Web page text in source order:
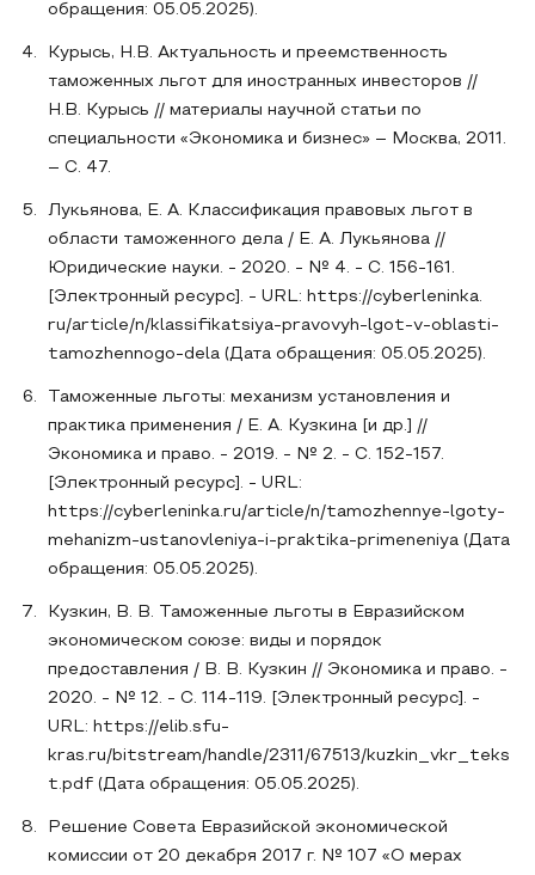
обращения: 05.05.2025).
Курысь, Н.В. Актуальность и преемственность
таможенных льгот для иностранных инвесторов //
Н.В. Курысь // материалы научной статьи по
специальности «Экономика и бизнес» – Москва, 2011.
– С. 47.
Лукьянова, Е. А. Классификация правовых льгот в
области таможенного дела / Е. А. Лукьянова //
Юридические науки. - 2020. - № 4. - С. 156-161.
[Электронный ресурс]. - URL: https://cyberleninka.
ru/article/n/klassifikatsiya-pravovyh-lgot-v-oblasti-
tamozhennogo-dela (Дата обращения: 05.05.2025).
Таможенные льготы: механизм установления и
практика применения / Е. А. Кузкина [и др.] //
Экономика и право. - 2019. - № 2. - С. 152-157.
[Электронный ресурс]. - URL:
https://cyberleninka.ru/article/n/tamozhennye-lgoty-
mehanizm-ustanovleniya-i-praktika-primeneniya (Дата
обращения: 05.05.2025).
Кузкин, В. В. Таможенные льготы в Евразийском
экономическом союзе: виды и порядок
предоставления / В. В. Кузкин // Экономика и право. -
2020. - № 12. - С. 114-119. [Электронный ресурс]. -
URL: https://elib.sfu-
kras.ru/bitstream/handle/2311/67513/kuzkin_vkr_teks
t.pdf (Дата обращения: 05.05.2025).
Решение Совета Евразийской экономической
комиссии от 20 декабря 2017 г. № 107 «О мерах